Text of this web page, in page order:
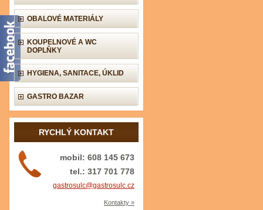
OBALOVÉ MATERIÁLY
KOUPELNOVÉ A WC
DOPLŇKY
HYGIENA, SANITACE, ÚKLID
GASTRO BAZAR
RYCHLÝ KONTAKT
mobil: 608 145 673
tel.: 317 701 778
gastrosulc@gastrosulc.cz
Kontakty »